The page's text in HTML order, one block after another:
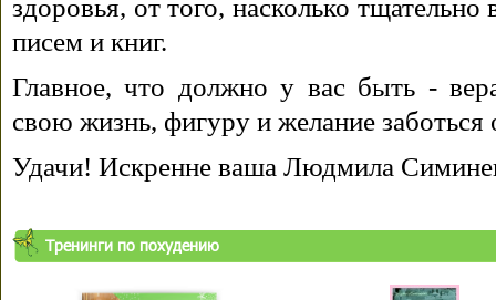
здоровья, от того, насколько
писем и книг.
Главное, что должно у вас быть -
свою жизнь, фигуру и желание заботься
Удачи! Искренне ваша Людмила
Тренинги по похудению